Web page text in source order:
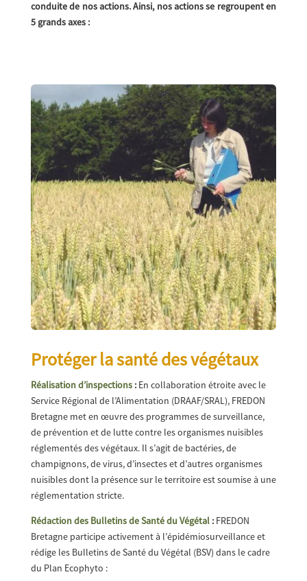
conduite de nos actions. Ainsi, nos actions se regroupent en
5 grands axes :
Protéger la santé des végétaux
Réalisation d’inspections :En collaboration étroite avec le
Service Régional de l’Alimentation (DRAAF/SRAL), FREDON
Bretagne met en œuvre des programmes de surveillance,
de prévention et de lutte contre les organismes nuisibles
réglementés des végétaux. Il s’agit de bactéries, de
champignons, de virus, d’insectes et d’autres organismes
nuisibles dont la présence sur le territoire est soumise à une
réglementation stricte.
Rédaction des Bulletins de Santé du Végétal:FREDON
Bretagne participe activement à l’épidémiosurveillance et
rédige les Bulletins de Santé du Végétal (BSV) dans le cadre
du Plan Ecophyto :